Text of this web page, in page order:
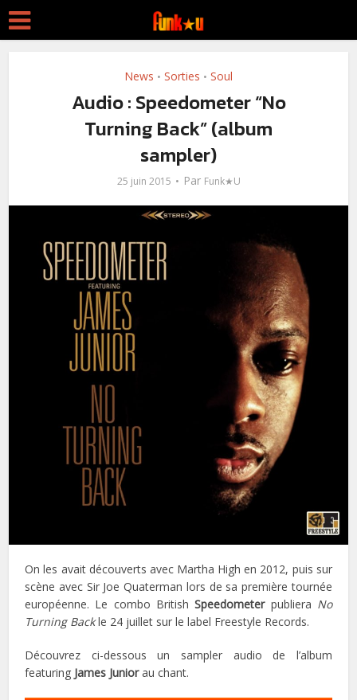
News • Sorties • Soul
Audio : Speedometer “No
Turning Back” (album
sampler)
25 juin 2015 Par Funk★U
On les avait découverts avec Martha High en 2012, puis sur
scène avec Sir Joe Quaterman lors de sa première tournée
européenne. Le combo BritishSpeedometer publiera No
Turning Backle 24 juillet sur le label Freestyle Records.
Découvrez ci-dessous un sampler audio de l’album
featuring James Juniorau chant.